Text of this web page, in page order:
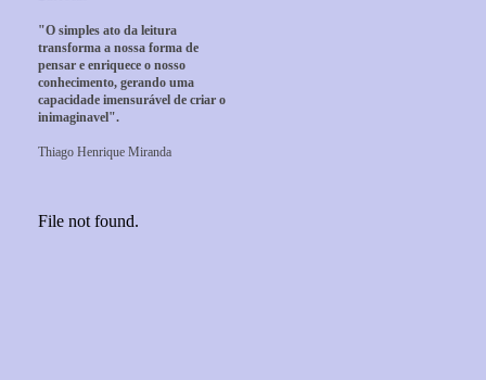
"O simples ato da leitura
transforma a nossa forma de
pensar e enriquece o nosso
conhecimento, gerando uma
capacidade imensurável de criar o
inimaginavel".
Thiago Henrique Miranda